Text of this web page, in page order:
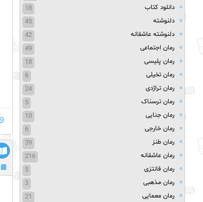
دانلود کتاب
18
دلنوشته
45
دلنوشته عاشقانه
42
رمان اجتماعی
49
رمان پلیسی
18
رمان تخیلی
6
رمان تراژدی
24
رمان ترسناک
5
رمان جنایی
10
رمان خارجی
6
رمان طنز
39
رمان عاشقانه
216
رمان فانتزی
5
رمان مذهبی
3
رمان معمایی
21